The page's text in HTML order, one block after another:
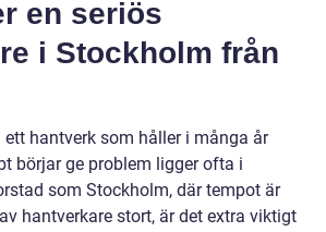
en seriös
i Stockholm från
hantverk som håller i många år
börjar ge problem ligger ofta i
som Stockholm, där tempot är
hantverkare stort, är det extra viktigt